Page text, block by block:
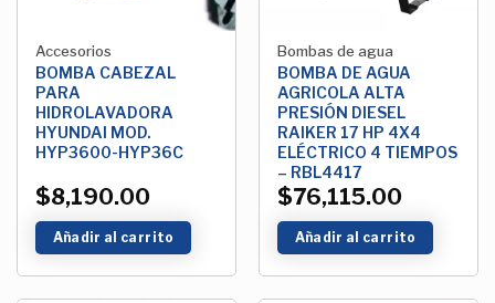
Accesorios
BOMBA CABEZAL
PARA
HIDROLAVADORA
HYUNDAI MOD.
HYP3600-HYP36C
$8,190.00
Añadir al carrito
Bombas de agua
BOMBA DE AGUA
AGRICOLA ALTA
PRESIÓN DIESEL
RAIKER 17 HP 4X4
ELÉCTRICO 4 TIEMPOS
– RBL4417
$76,115.00
Añadir al carrito